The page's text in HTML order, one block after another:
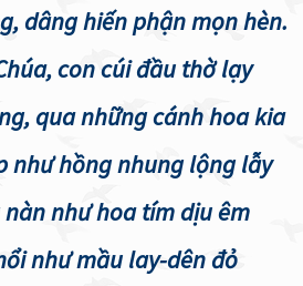
dâng hiến phận mọn hèn.
con cúi đầu thờ lạy
qua những cánh hoa kia
như hồng nhung lộng lẫy
như hoa tím dịu êm
như mầu lay-dên đỏ